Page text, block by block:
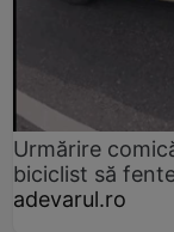
Urmărire
biciclist să
adevarul.ro